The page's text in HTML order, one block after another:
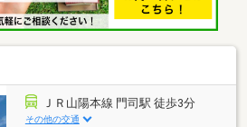
ＪＲ山陽本線 門司駅 徒歩3分
その他の交通